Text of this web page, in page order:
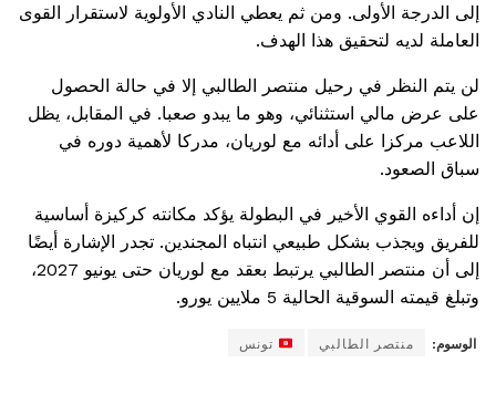
إلى الدرجة الأولى. ومن ثم يعطي النادي الأولوية لاستقرار القوى
العاملة لديه لتحقيق هذا الهدف.
لن يتم النظر في رحيل منتصر الطالبي إلا في حالة الحصول
على عرض مالي استثنائي، وهو ما يبدو صعبا. في المقابل، يظل
اللاعب مركزا على أدائه مع لوريان، مدركا لأهمية دوره في
سباق الصعود.
إن أداءه القوي الأخير في البطولة يؤكد مكانته كركيزة أساسية
للفريق ويجذب بشكل طبيعي انتباه المجندين. تجدر الإشارة أيضًا
إلى أن منتصر الطالبي يرتبط بعقد مع لوريان حتى يونيو 2027،
وتبلغ قيمته السوقية الحالية 5 ملايين يورو.
الوسوم: منتصر الطالبي تونس